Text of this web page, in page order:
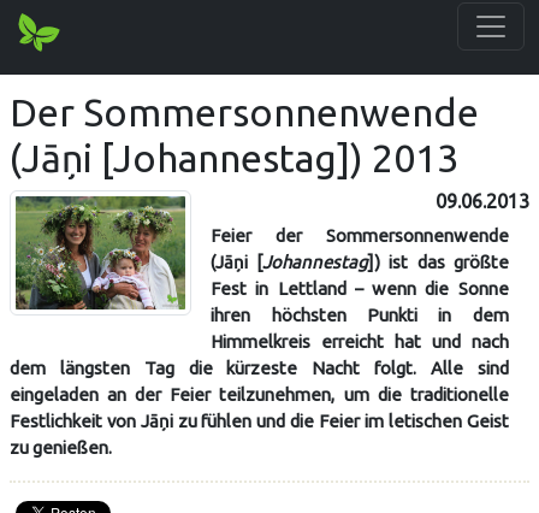
Der Sommersonnenwende
(Jāņi [Johannestag]) 2013
09.06.2013
Feier der Sommersonnenwende
(Jāņi [Johannestag]) ist das größte
Fest in Lettland – wenn die Sonne
ihren höchsten Punkti in dem
Himmelkreis erreicht hat und nach
dem längsten Tag die kürzeste Nacht folgt. Alle sind
eingeladen an der Feier teilzunehmen, um die traditionelle
Festlichkeit von Jāņi zu fühlen und die Feier im letischen Geist
zu genießen.